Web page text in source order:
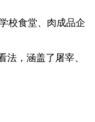
校食堂、肉成品企
，涵盖了屠宰、